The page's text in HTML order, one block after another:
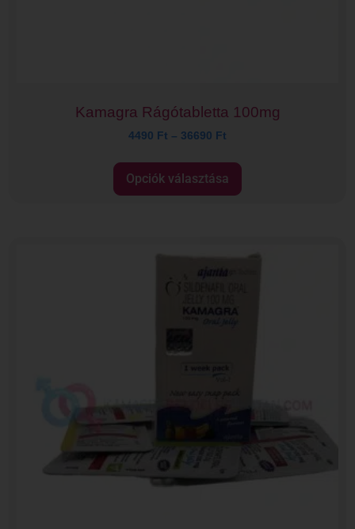
Kamagra Rágótabletta 100mg
4490 Ft – 36690 Ft
Opciók választása